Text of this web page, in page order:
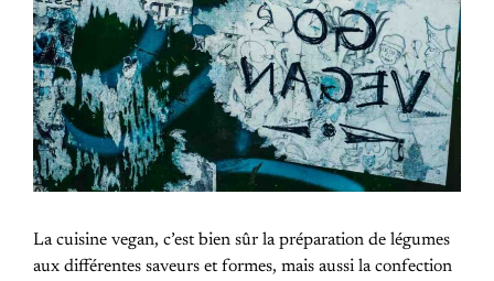
La cuisine vegan, c’est bien sûr la préparation de légumes
aux différentes saveurs et formes, mais aussi la confection